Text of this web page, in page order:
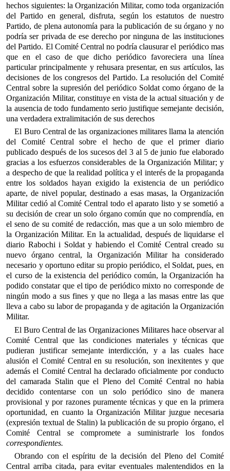
hechos siguientes: la Organización Militar, como toda organización
del Partido en general, disfruta, según los estatutos de nuestro
Partido, de plena autonomía para la publicación de su órgano y no
podría ser privada de ese derecho por ninguna de las instituciones
del Partido. El Comité Central no podría clausurar el periódico mas
que en el caso de que dicho periódico favoreciera una línea
particular principalmente y rehusara presentar, en sus artículos, las
decisiones de los congresos del Partido. La resolución del Comité
Central sobre la supresión del periódico Soldat como órgano de la
Organización Militar, constituye en vista de la actual situación y de
la ausencia de todo fundamento serio justifique semejante decisión,
una verdadera extralimitación de sus derechos
El Buro Central de las organizaciones militares llama la atención
del Comité Central sobre el hecho de que el primer diario
publicado después de los sucesos del 3 al 5 de junio fue elaborado
gracias a los esfuerzos considerables de la Organización Militar; y
a despecho de que la realidad política y el interés de la propaganda
entre los soldados hayan exigido la existencia de un periódico
aparte, de nivel popular, destinado a esas masas, la Organización
Militar cedió al Comité Central todo el aparato listo y se sometió a
su decisión de crear un solo órgano común que no comprendía, en
el seno de su comité de redacción, mas que a un solo miembro de
la Organización Militar. En la actualidad, después de liquidarse el
diario Rabochi i Soldat y habiendo el Comité Central creado su
nuevo órgano central, la Organización Militar ha considerado
necesario y oportuno editar su propio periódico, el Soldat, pues, en
el curso de la existencia del periódico común, la Organización ha
podido constatar que el tipo de periódico mixto no corresponde de
ningún modo a sus fines y que no llega a las masas entre las que
lleva a cabo su labor de propaganda y de agitación la Organización
Militar.
El Buro Central de las Organizaciones Militares hace observar al
Comité Central que las condiciones materiales y técnicas que
pudieran justificar semejante interdicción, y a las cuales hace
alusión el Comité Central en su resolución, son inexitentes y que
además el Comité Central ha declarado oficialmente por conducto
del camarada Stalin que el Pleno del Comité Central no habia
decidido contentarse con un solo periódico sino de manera
provisional y por razones puramente técnicas y que en la primera
oportunidad, en cuanto la Organización Militar juzgue necesaria
(expresión textual de Stalin) la publicación de su propio órgano, el
Comité Central se compromete a suministrarle los fondos
correspondientes.
Obrando con el espíritu de la decisión del Pleno del Comité
Central arriba citada, para evitar eventuales malentendidos en la